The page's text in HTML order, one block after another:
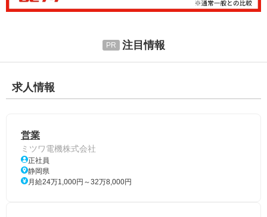
注目情報
求人情報
営業
ミツワ電機株式会社
正社員
静岡県
月給24万1,000円～32万8,000円